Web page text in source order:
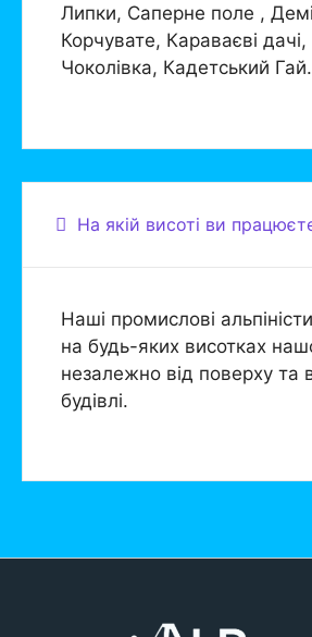
Липки, Саперне поле ,
Корчувате, Караваєві
Чоколівка, Кадетський Гай.
На якій висоті ви
Наші промислові
на будь-яких висотках
незалежно від поверху та
будівлі.